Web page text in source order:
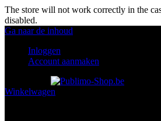
The store will not work correctly in the
disabled.
Ga naar de inhoud
Inloggen
Account aanmaken
Winkelwagen